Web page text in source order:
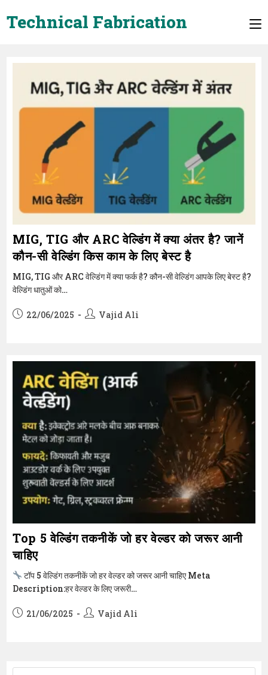
toTechnical Fabrication
MIG, TIG और ARC वेल्डिंग में क्या अंतर है? जानें
कौन-सी वेल्डिंग किस काम के लिए बेस्ट है
MIG, TIG और ARC वेल्डिंग में क्या फर्क है? कौन-सी वेल्डिंग आपके लिए बेस्ट है?
वेल्डिंग धातुओं को…
Post22/06/2025
PostVajid Ali
Top 5 वेल्डिंग तकनीकें जो हर वेल्डर को जरूर आनी
चाहिए
टॉप 5 वेल्डिंग तकनीकें जो हर वेल्डर को जरूर आनी चाहिए Meta
Description:हर वेल्डर के लिए जरूरी…
Post21/06/2025
PostVajid Ali